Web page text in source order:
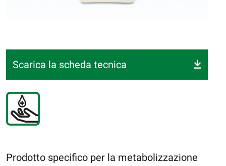
Scarica la scheda tecnica
Prodotto specifico per la metabolizzazione